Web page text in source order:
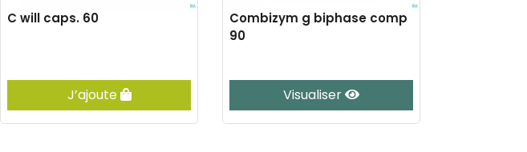
C will caps. 60
J’ajoute
Combizym g biphase comp
90
Visualiser